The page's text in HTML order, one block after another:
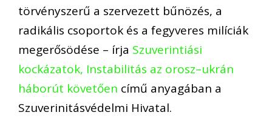
törvényszerű a szervezett bűnözés, a
radikális csoportok és a fegyveres milíciák
megerősödése – írja Szuverintiási
kockázatok, Instabilitás az orosz–ukrán
háborút követően című anyagában a
Szuverinitásvédelmi Hivatal.